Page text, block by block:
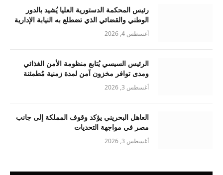
رئيس المحكمة الدستورية العليا يُشيد بالدور
الوطني والقضائي الذي تضطلع به النيابة الإدارية
أغسطس 4, 2026
الرئيس السيسي يُتابع منظومة الأمن الغذائي
ومدى توافر مخزون آمن لمدة زمنية مُطمئنة
أغسطس 3, 2026
العاهل البحريني يؤكد وقوف المملكة إلى جانب
مصر في مواجهة التحديات
أغسطس 3, 2026